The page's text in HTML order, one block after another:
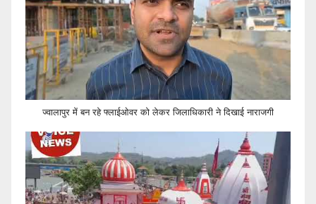
ज्वालापुर में बन रहे फ्लाईओवर को लेकर जिलाधिकारी ने दिखाई नाराजगी